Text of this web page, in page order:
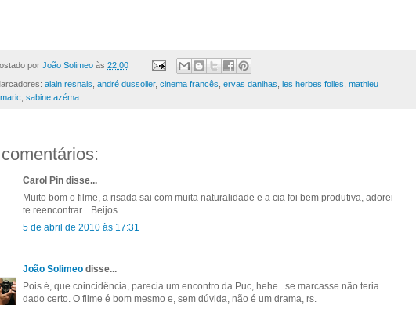
por João Solimeo às 22:00
alain resnais andré dussolier, cinema francês ervas danihas les herbes folles mathieu
sabine azéma
Carol Pin disse...
Muito bom o filme, a risada sai com muita naturalidade e a cia foi bem produtiva, adorei
te reencontrar... Beijos
5 de abril de 2010 às 17:31
João Solimeo disse...
Pois é, que coincidência, parecia um encontro da Puc, hehe...se marcasse não teria
dado certo. O filme é bom mesmo e, sem dúvida, não é um drama, rs.